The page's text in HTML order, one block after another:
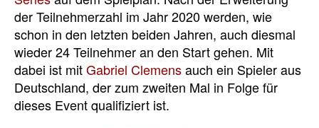
der Teilnehmerzahl im Jahr 2020 werden, wie
schon in den letzten beiden Jahren, auch diesmal
wieder 24 Teilnehmer an den Start gehen. Mit
dabei ist mitGabriel Clemensauch ein Spieler aus
Deutschland, der zum zweiten Mal in Folge für
dieses Event qualifiziert ist.